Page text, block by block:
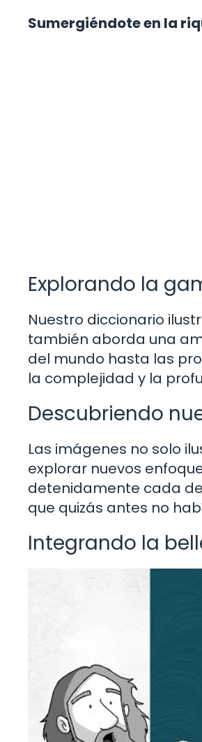
Sumergiéndote en la
Explorando la
Nuestro diccionario
también aborda una
del mundo hasta las
la complejidad y la
Descubriendo
Las imágenes no solo
explorar nuevos
detenidamente cada
que quizás antes no
Integrando la